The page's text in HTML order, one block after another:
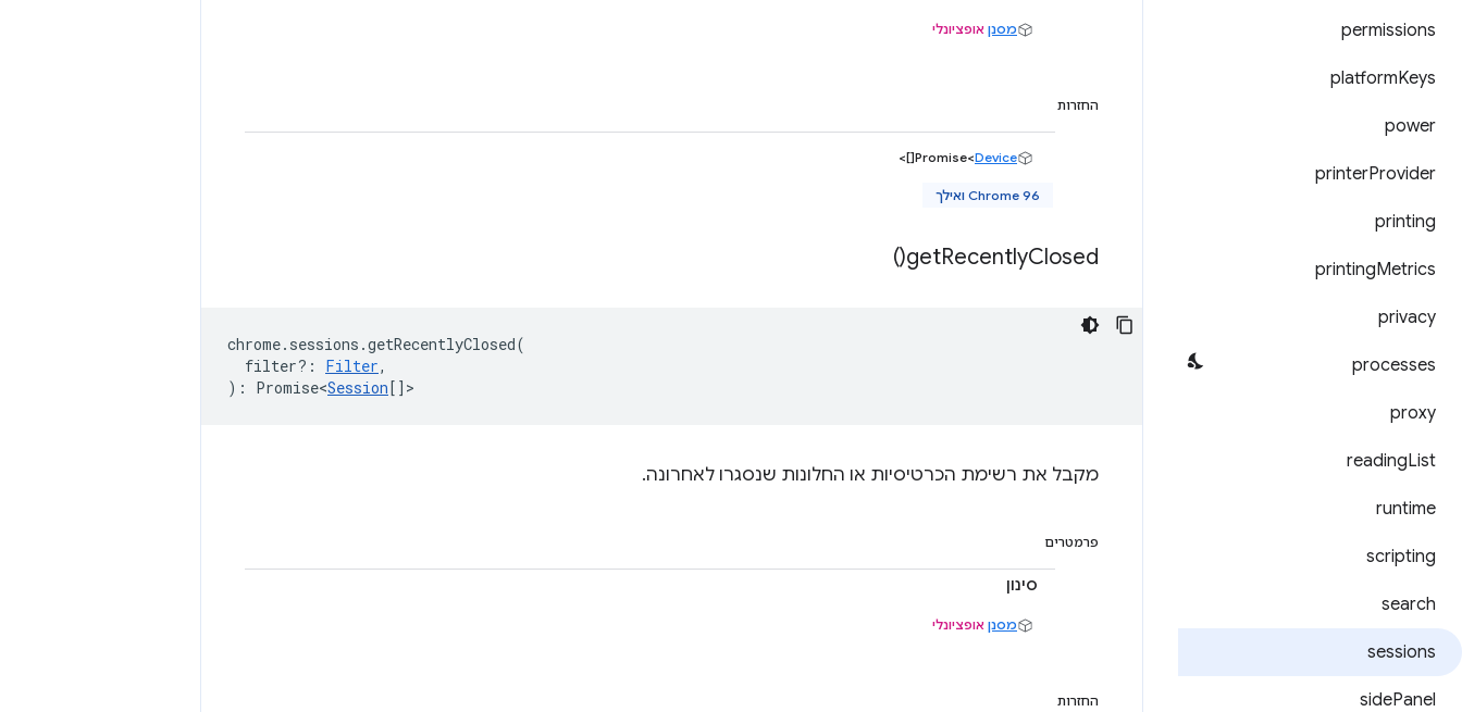
permissions
platformKeys
power
printerProvider
printing
printingMetrics
privacy
processes
proxy
readingList
runtime
scripting
search
sessions
sidePanel
מסנן אופציונלי
החזרות
Promise<Device
[]>
Chrome 96 ואילך
getRecentlyClosed(
)
chrome. sessions .getRecentlyClosed(
filter? : Filter,
) : Promise<Session[] >
מקבל את רשימת הכרטיסיות או החלונות שנסגרו לאחרונה.
פרמטרים
סינון
מסנן אופציונלי
החזרות